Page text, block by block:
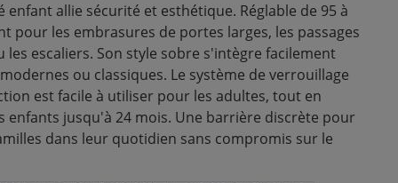
allie sécurité et esthétique. Réglable de 95 à
pour les embrasures de portes larges, les passages
les escaliers. Son style sobre s'intègre facilement
ou classiques. Le système de verrouillage
est facile à utiliser pour les adultes, tout en
enfants jusqu'à 24 mois. Une barrière discrète pour
dans leur quotidien sans compromis sur le